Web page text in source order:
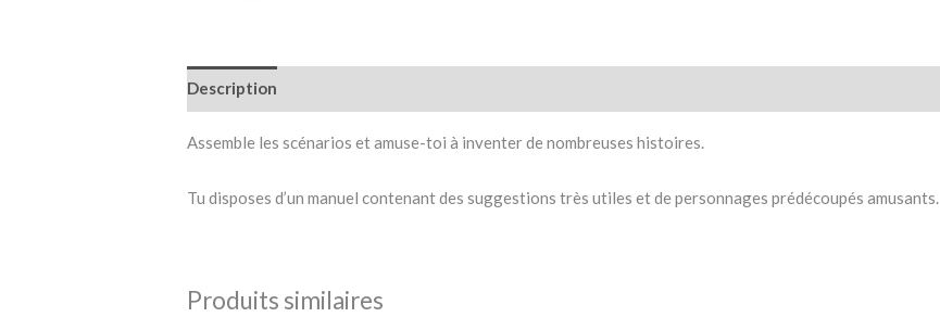
Description
Assemble les scénarios et amuse-toi à inventer de nombreuses histoires.
Tu disposes d’un manuel contenant des suggestions très utiles et de personnages prédécoupés amusants.
Produits similaires